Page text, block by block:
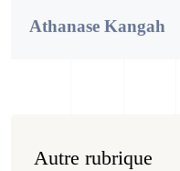
Athanase Kangah
Autre rubrique